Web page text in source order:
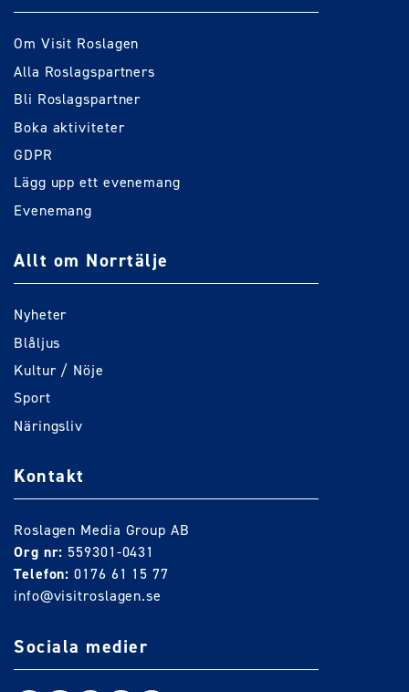
Om Visit Roslagen
Alla Roslagspartners
Bli Roslagspartner
Boka aktiviteter
GDPR
Lägg upp ett evenemang
Evenemang
Allt om Norrtälje
Nyheter
Blåljus
Kultur / Nöje
Sport
Näringsliv
Kontakt
Roslagen Media Group AB
Org nr: 559301-0431
Telefon: 0176 61 15 77
info@visitroslagen.se
Sociala medier